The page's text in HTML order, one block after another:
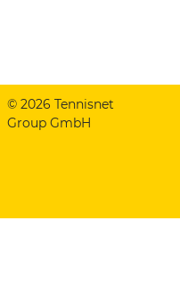
© 2026 Tennisnet
Group GmbH